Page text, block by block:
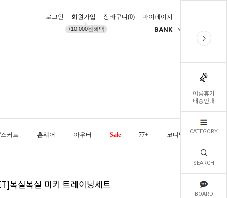
여름휴가
배송안내
CATEGORY
SEARCH
BOARD
로그인 회원가입
+10,000원혜택
장바구니(0) 마이페이지
BANK
커트 홈웨어 아우터 Sale 77+ 코디템 오늘발송
복실복실 미키 트레이닝세트